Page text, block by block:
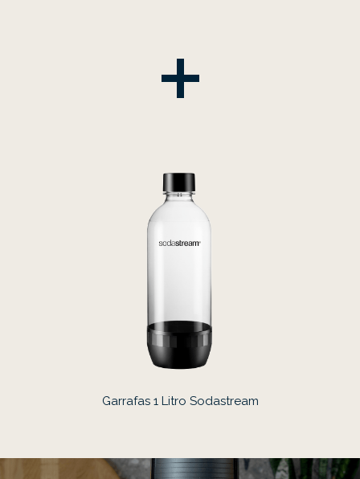
Garrafas 1 Litro Sodastream